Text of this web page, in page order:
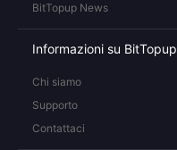
BitTopup News
Informazioni su BitTopup
Chi siamo
Supporto
Contattaci